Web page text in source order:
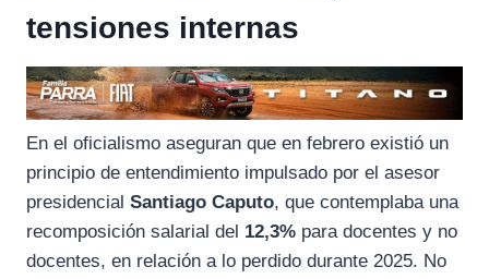
tensiones internas
En el oficialismo aseguran que en febrero existió un
principio de entendimiento impulsado por el asesor
presidencial Santiago Caputo, que contemplaba una
recomposición salarial del 12,3% para docentes y no
docentes, en relación a lo perdido durante 2025. No